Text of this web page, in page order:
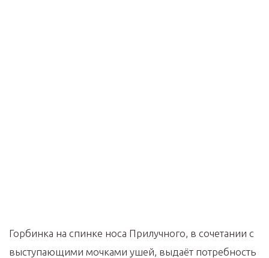
Горбинка на спинке носа Прилучного, в сочетании с
выступающими мочками ушей, выдаёт потребность